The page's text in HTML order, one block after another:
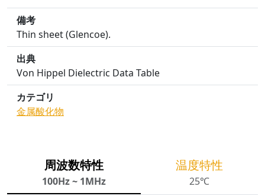
備考
Thin sheet (Glencoe).
出典
Von Hippel Dielectric Data Table
カテゴリ
金属酸化物
周波数特性
100Hz ~ 1MHz
温度特性
25℃